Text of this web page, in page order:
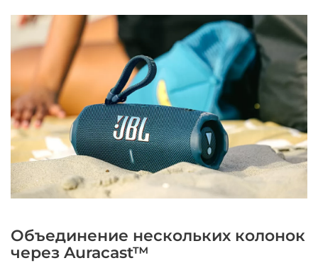
Объединение нескольких колонок
через Auracast™